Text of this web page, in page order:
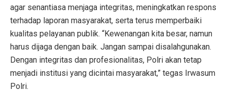
agar senantiasa menjaga integritas, meningkatkan respons
terhadap laporan masyarakat, serta terus memperbaiki
kualitas pelayanan publik. “Kewenangan kita besar, namun
harus dijaga dengan baik. Jangan sampai disalahgunakan.
Dengan integritas dan profesionalitas, Polri akan tetap
menjadi institusi yang dicintai masyarakat,” tegas Irwasum
Polri.